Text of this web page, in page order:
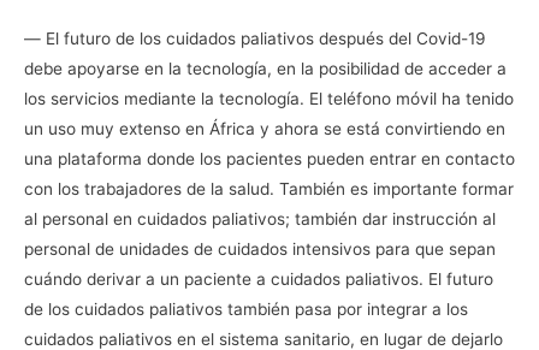
― El futuro de los cuidados paliativos después del Covid-19
debe apoyarse en la tecnología, en la posibilidad de acceder a
los servicios mediante la tecnología. El teléfono móvil ha tenido
un uso muy extenso en África y ahora se está convirtiendo en
una plataforma donde los pacientes pueden entrar en contacto
con los trabajadores de la salud. También es importante formar
al personal en cuidados paliativos; también dar instrucción al
personal de unidades de cuidados intensivos para que sepan
cuándo derivar a un paciente a cuidados paliativos. El futuro
de los cuidados paliativos también pasa por integrar a los
cuidados paliativos en el sistema sanitario, en lugar de dejarlo